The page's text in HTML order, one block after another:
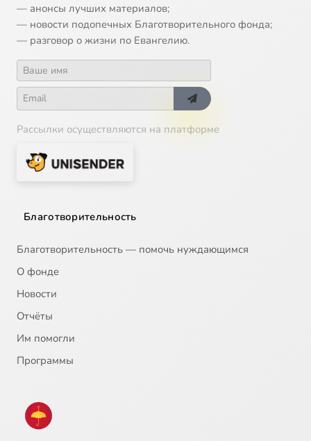
— анонсы лучших материалов;
— новости подопечных Благотворительного фонда;
— разговор о жизни по Евангелию.
Рассылки осуществляются на платформе
Благотворительность
Благотворительность — помочь нуждающимся
О фонде
Новости
Отчёты
Им помогли
Программы